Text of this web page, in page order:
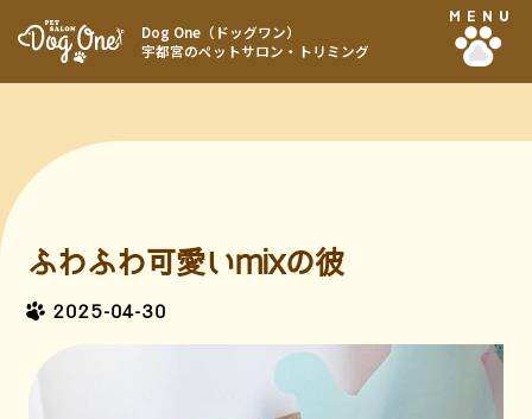
Dog One（ドッグワン）
宇都宮のペットサロン・トリミング
MENU
ふわふわ可愛いmixの彼
2025-04-30